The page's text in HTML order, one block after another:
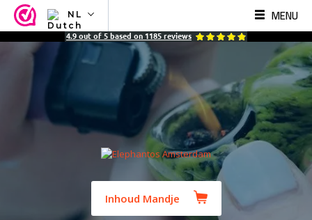
NL
NL
ES
MENU
4.9 out of 5 based on 1185 reviews
Inhoud Mandje